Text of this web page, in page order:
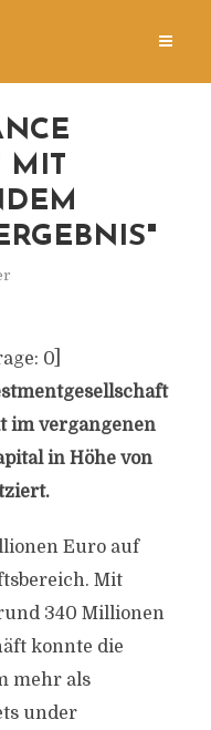
MIT
0]
im vergangenen
in Höhe von
Euro auf
Mit
340 Millionen
konnte die
mehr als
under